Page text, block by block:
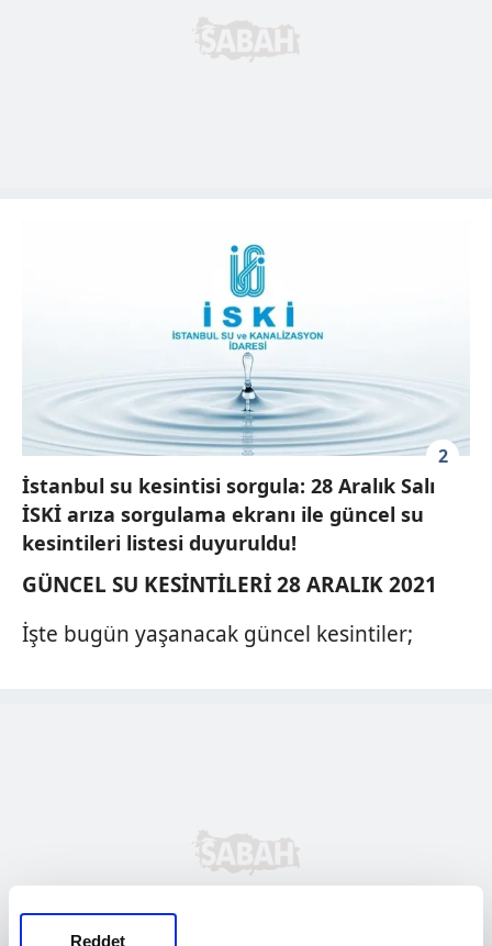
Reddet
2
İstanbul su kesintisi sorgula: 28 Aralık Salı
İSKİ arıza sorgulama ekranı ile güncel su
kesintileri listesi duyuruldu!
GÜNCEL SU KESİNTİLERİ 28 ARALIK 2021
İşte bugün yaşanacak güncel kesintiler;